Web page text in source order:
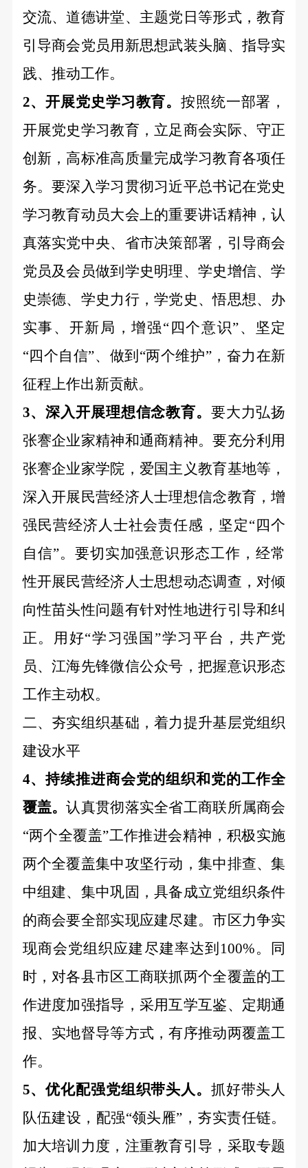
交流、道德讲堂、主题党日等形式，教育
引导商会党员用新思想武装头脑、指导实
践、推动工作。
2、开展党史学习教育。按照统一部署，
开展党史学习教育，立足商会实际、守正
创新，高标准高质量完成学习教育各项任
务。要深入学习贯彻习近平总书记在党史
学习教育动员大会上的重要讲话精神，认
真落实党中央、省市决策部署，引导商会
党员及会员做到学史明理、学史增信、学
史崇德、学史力行，学党史、悟思想、办
实事、开新局，增强“四个意识”、坚定
“四个自信”、做到“两个维护”，奋力在新
征程上作出新贡献。
3、深入开展理想信念教育。 要大力弘扬
张謇企业家精神和通商精神。要充分利用
张謇企业家学院，爱国主义教育基地等，
深入开展民营经济人士理想信念教育，增
强民营经济人士社会责任感，坚定“四个
自信”。要切实加强意识形态工作，经常
性开展民营经济人士思想动态调查，对倾
向性苗头性问题有针对性地进行引导和纠
正。用好“学习强国”学习平台，共产党
员、江海先锋微信公众号，把握意识形态
工作主动权。
二、夯实组织基础，着力提升基层党组织
建设水平
4、持续推进商会党的组织和党的工作全
覆盖。认真贯彻落实全省工商联所属商会
“两个全覆盖”工作推进会精神，积极实施
两个全覆盖集中攻坚行动，集中排查、集
中组建、集中巩固，具备成立党组织条件
的商会要全部实现应建尽建。市区力争实
现商会党组织应建尽建率达到100%。同
时，对各县市区工商联抓两个全覆盖的工
作进度加强指导，采用互学互鉴、定期通
报、实地督导等方式，有序推动两覆盖工
作。
5、优化配强党组织带头人。 抓好带头人
队伍建设，配强“领头雁”，夯实责任链。
加大培训力度，注重教育引导，采取专题